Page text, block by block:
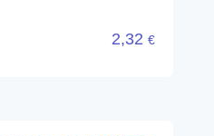
2,32 €